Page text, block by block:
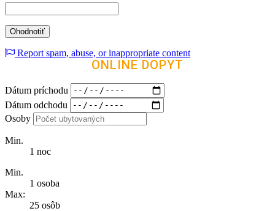
Report spam, abuse, or inappropriate content
ONLINE DOPYT
Dátum príchodu
Dátum odchodu
Osoby
Min.
1 noc
Min.
1 osoba
Max:
25 osôb